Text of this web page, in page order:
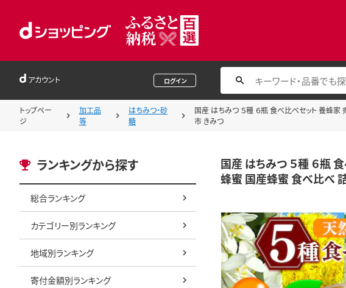
アカウント ログイン
トップペー
ジ
加工品
等
はちみつ・砂
糖
国産 はちみつ ５種 ６瓶 食べ比べセット 養蜂
市 きみつ
ランキングから探す
総合ランキング
カテゴリー別ランキング
地域別ランキング
寄付金額別ランキング
国産 はちみつ ５種 ６瓶
蜂蜜 国産蜂蜜 食べ比べ